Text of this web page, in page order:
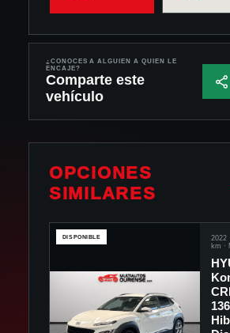
¿CONOCES A ALGUIEN A QUIEN LE
ENCAJE?
Comparte este
vehículo
OPCIONES
SIMILARES
DISPONIBLE 2022·
km ·